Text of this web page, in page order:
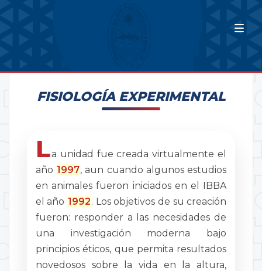
FISIOLOGÍA EXPERIMENTAL
La unidad fue creada virtualmente el
año 1997, aun cuando algunos estudios
en animales fueron iniciados en el IBBA
el año 1992. Los objetivos de su creación
fueron: responder a las necesidades de
una investigación moderna bajo
principios éticos, que permita resultados
novedosos sobre la vida en la altura,